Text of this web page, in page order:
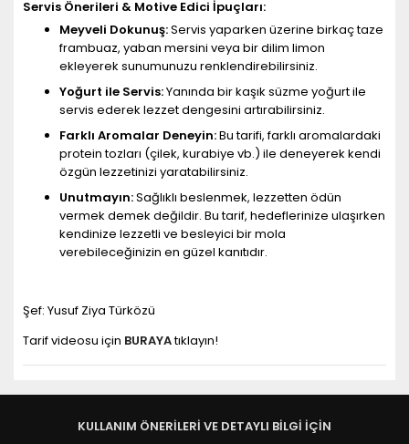
Servis Önerileri & Motive Edici İpuçları:
Meyveli Dokunuş:Servis yaparken üzerine birkaç taze
frambuaz, yaban mersini veya bir dilim limon
ekleyerek sunumunuzu renklendirebilirsiniz.
Yoğurt ile Servis:Yanında bir kaşık süzme yoğurt ile
servis ederek lezzet dengesini artırabilirsiniz.
Farklı Aromalar Deneyin:Bu tarifi, farklı aromalardaki
protein tozları (çilek, kurabiye vb.) ile deneyerek kendi
özgün lezzetinizi yaratabilirsiniz.
Unutmayın:Sağlıklı beslenmek, lezzetten ödün
vermek demek değildir. Bu tarif, hedeflerinize ulaşırken
kendinize lezzetli ve besleyici bir mola
verebileceğinizin en güzel kanıtıdır.
Şef: Yusuf Ziya Türközü
Tarif videosu için BURAYAtıklayın!
KULLANIM ÖNERİLERİ VE DETAYLI BİLGİ İÇİN